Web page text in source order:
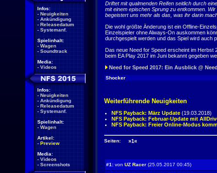
Infos:
- Neuigkeiten
- Ankündigung
- Releasedatum
- Systemanf.
Spielinhalt:
- Wagen
- Soundtrack
Media:
- Videos
Infos:
- Neuigkeiten
- Ankündigung
- Releasedatum
- Systemanf.
Spielinhalt:
- Wagen
Artikel:
- Preview
Media:
- Videos
- Screenshots
Driftet mit qualmenden Reifen seitlich durch
mit einem epischen Sprung zu entkommen.
begeistert uns mehr als das, was ihr darin
Die wohl größte Änderung ist ein Offline-
Einzelspieler ohne Always-On auskommen
durchgespielt werden und das Spiel wird auch
Das neue Need for Speed erscheint im Herbst
beim EA Play 2017 im Juni bekannt gegeben
Need for Speed 2017: Ein Ausblick @
Shocker
Weiterführende Neuigkeiten
NFS Payback: März Update (19.03.2018)
NFS Payback: Februar-Update mit
NFS Payback: Freier Online-Modus
Seiten: »1«
#1: von UZ Racer (25.05.2017 00:45)